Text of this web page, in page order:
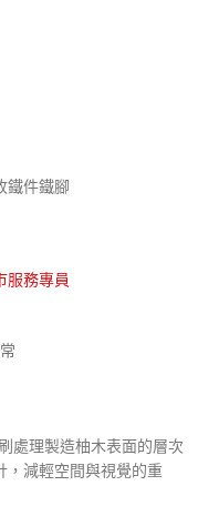
鐵件鐵腳
服務專員
處理製造柚木表面的層次
，減輕空間與視覺的重